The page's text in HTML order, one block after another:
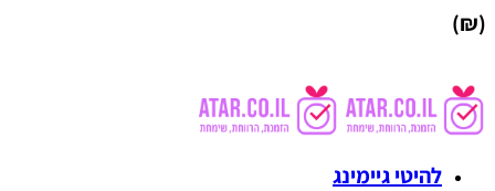
(₪)
להיטי גיימינג